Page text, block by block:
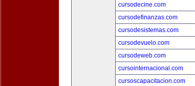
cursodecine.com
cursodefinanzas.com
cursodesistemas.com
cursodevuelo.com
cursodeweb.com
cursointernacional.com
cursoscapacitacion.com